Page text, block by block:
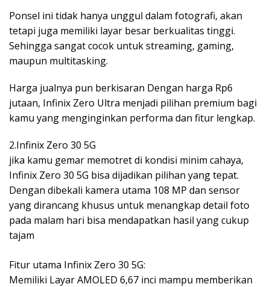
Ponsel ini tidak hanya unggul dalam fotografi, akan
tetapi juga memiliki layar besar berkualitas tinggi.
Sehingga sangat cocok untuk streaming, gaming,
maupun multitasking.
Harga jualnya pun berkisaran Dengan harga Rp6
jutaan, Infinix Zero Ultra menjadi pilihan premium bagi
kamu yang menginginkan performa dan fitur lengkap.
2.Infinix Zero 30 5G
jika kamu gemar memotret di kondisi minim cahaya,
Infinix Zero 30 5G bisa dijadikan pilihan yang tepat.
Dengan dibekali kamera utama 108 MP dan sensor
yang dirancang khusus untuk menangkap detail foto
pada malam hari bisa mendapatkan hasil yang cukup
tajam
Fitur utama Infinix Zero 30 5G:
Memiliki Layar AMOLED 6,67 inci mampu memberikan